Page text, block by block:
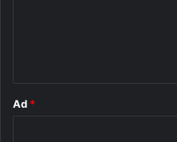
Ad *